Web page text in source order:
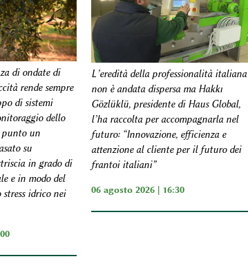
di ondate di
rende sempre
di sistemi
dello
punto un
su
in grado di
e in modo del
idrico nei
L’eredità della professionalità italiana
non è andata dispersa ma Hakkı
Gözlüklü, presidente di Haus Global,
l’ha raccolta per accompagnarla nel
futuro: “Innovazione, efficienza e
attenzione al cliente per il futuro dei
frantoi italiani”
06 agosto 2026 | 16:30